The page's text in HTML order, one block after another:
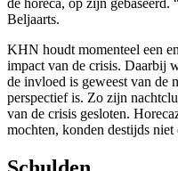
de horeca, op zijn gebaseerd.
Beljaarts.
KHN houdt momenteel een
impact van de crisis. Daarbij
de invloed is geweest van de
perspectief is. Zo zijn
van de crisis gesloten.
mochten, konden destijds